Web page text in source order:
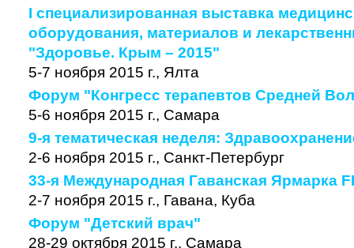
I специализированная выставка
оборудования, материалов и
"Здоровье. Крым – 2015"
5-7 ноября 2015 г., Ялта
Форум "Конгресс терапевтов Средней
5-6 ноября 2015 г., Самара
9-я тематическая неделя:
2-6 ноября 2015 г., Санкт-Петербург
33-я Международная Гаванская Ярмарка
2-7 ноября 2015 г., Гавана, Куба
Форум "Детский врач"
28-29 октября 2015 г., Самара